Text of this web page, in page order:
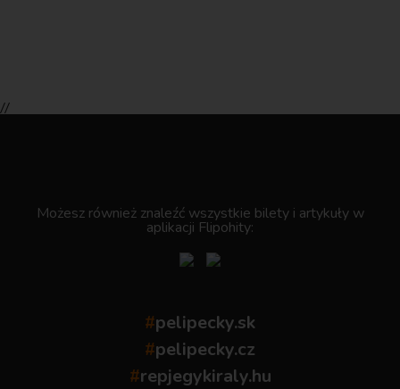
//
Możesz również znaleźć wszystkie bilety i artykuły w
aplikacji Flipohity:
#pelipecky.sk
#pelipecky.cz
#repjegykiraly.hu